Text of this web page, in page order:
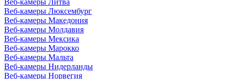
Веб-камеры Литва
Веб-камеры Люксембург
Веб-камеры Македония
Веб-камеры Молдавия
Веб-камеры Мексика
Веб-камеры Марокко
Веб-камеры Мальта
Веб-камеры Нидерланды
Веб-камеры Норвегия